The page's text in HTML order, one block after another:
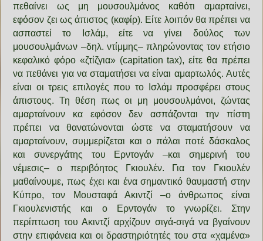
πεθαίνει ως μη μουσουλμάνος καθότι αμαρταίνει,
εφόσον ζει ως άπιστος (καφίρ). Είτε λοιπόν θα πρέπει να
ασπαστεί το Ισλάμ, είτε να γίνει δούλος των
μουσουλμάνων –δηλ. ντίμμης– πληρώνοντας τον ετήσιο
κεφαλικό φόρο «ζτίζγια» (capitation tax), είτε θα πρέπει
να πεθάνει για να σταματήσει να είναι αμαρτωλός. Αυτές
είναι οι τρεις επιλογές που το Ισλάμ προσφέρει στους
άπιστους. Τη θέση πως οι μη μουσουλμάνοι, ζώντας
αμαρταίνουν κα εφόσον δεν ασπάζονται την πίστη
πρέπει να θανατώνονται ώστε να σταματήσουν να
αμαρταίνουν, συμμερίζεται και ο πάλαι ποτέ δάσκαλος
και συνεργάτης του Ερντογάν –και σημερινή του
νέμεσις– ο περιβόητος Γκιουλέν. Για τον Γκιουλέν
μαθαίνουμε, πως έχει και ένα σημαντικό θαυμαστή στην
Κύπρο, τον Μουσταφά Ακιντζί –ο άνθρωπος είναι
Γκιουλενιστής και ο Ερντογάν το γνωρίζει. Στην
περίπτωση του Ακιντζί αρχίζουν σιγά-σιγά να βγαίνουν
στην επιφάνεια και οι δραστηριότητές του στα «χαμένα»